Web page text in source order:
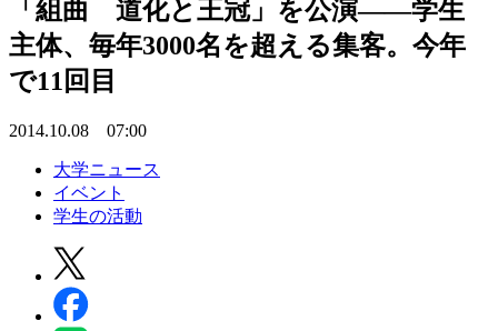
「組曲 道化と王冠」を公演――学生
主体、毎年3000名を超える集客。今年
で11回目
2014.10.08 07:00
大学ニュース
イベント
学生の活動